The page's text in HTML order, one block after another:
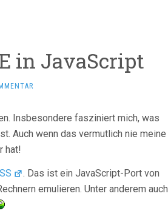
in JavaScript
Insbesondere fasziniert mich, was
Auch wenn das vermutlich nie meine
hat!
. Das ist ein JavaScript-Port von
emulieren. Unter anderem auch